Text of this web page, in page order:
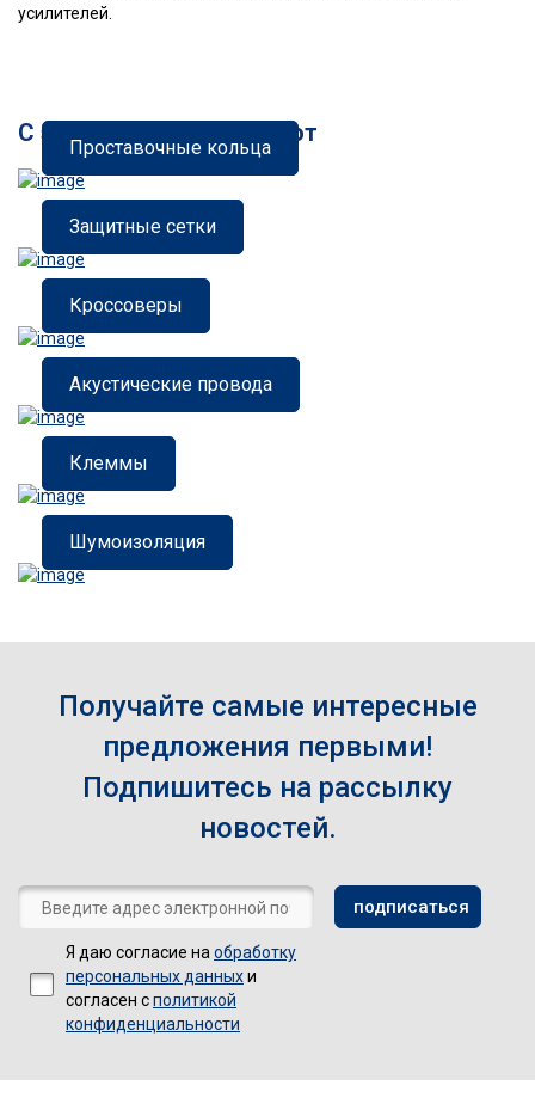
усилителей.
С этим товаром покупают
Проставочные кольца
Защитные сетки
Кроссоверы
Акустические провода
Клеммы
Шумоизоляция
Получайте самые интересные
предложения первыми!
Подпишитесь на рассылку
новостей.
Я даю согласие на обработку
персональных данныхи
согласен сполитикой
конфиденциальности